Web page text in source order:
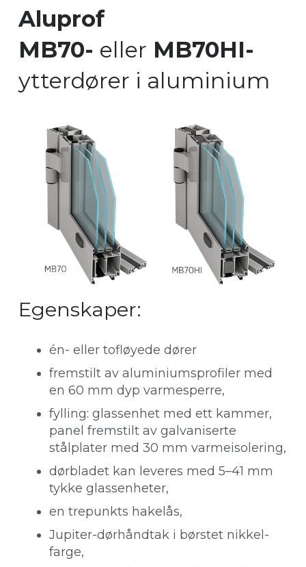
Aluprof
MB70- eller MB70HI-
ytterdører i aluminium
Egenskaper:
én- eller tofløyede dører
fremstilt av aluminiumsprofiler med
en 60 mm dyp varmesperre,
fylling: glassenhet med ett kammer,
panel fremstilt av galvaniserte
stålplater med 30 mm varmeisolering,
dørbladet kan leveres med 5–41 mm
tykke glassenheter,
en trepunkts hakelås,
Jupiter-dørhåndtak i børstet nikkel-
farge,